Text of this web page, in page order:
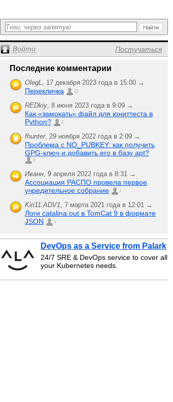
Войти Постучаться
Последние комментарии
OlegL, 17 декабря 2023 года в 15:00 →
Перекличка 21
REDkiy, 8 июня 2023 года в 9:09 →
Как «замокать» файл для юниттеста в
Python?
2
fhunter, 29 ноября 2022 года в 2:09 →
Проблема с NO_PUBKEY: как получить
GPG-ключ и добавить его в базу apt?
6
Иванн, 9 апреля 2022 года в 8:31 →
Ассоциация РАСПО провела первое
учредительное собрание
1
Kiri11.ADV1, 7 марта 2021 года в 12:01 →
Логи catalina.out в TomCat 9 в формате
JSON
1
DevOps as a Service from Palark
24/7 SRE & DevOps service to cover all
your Kubernetes needs.